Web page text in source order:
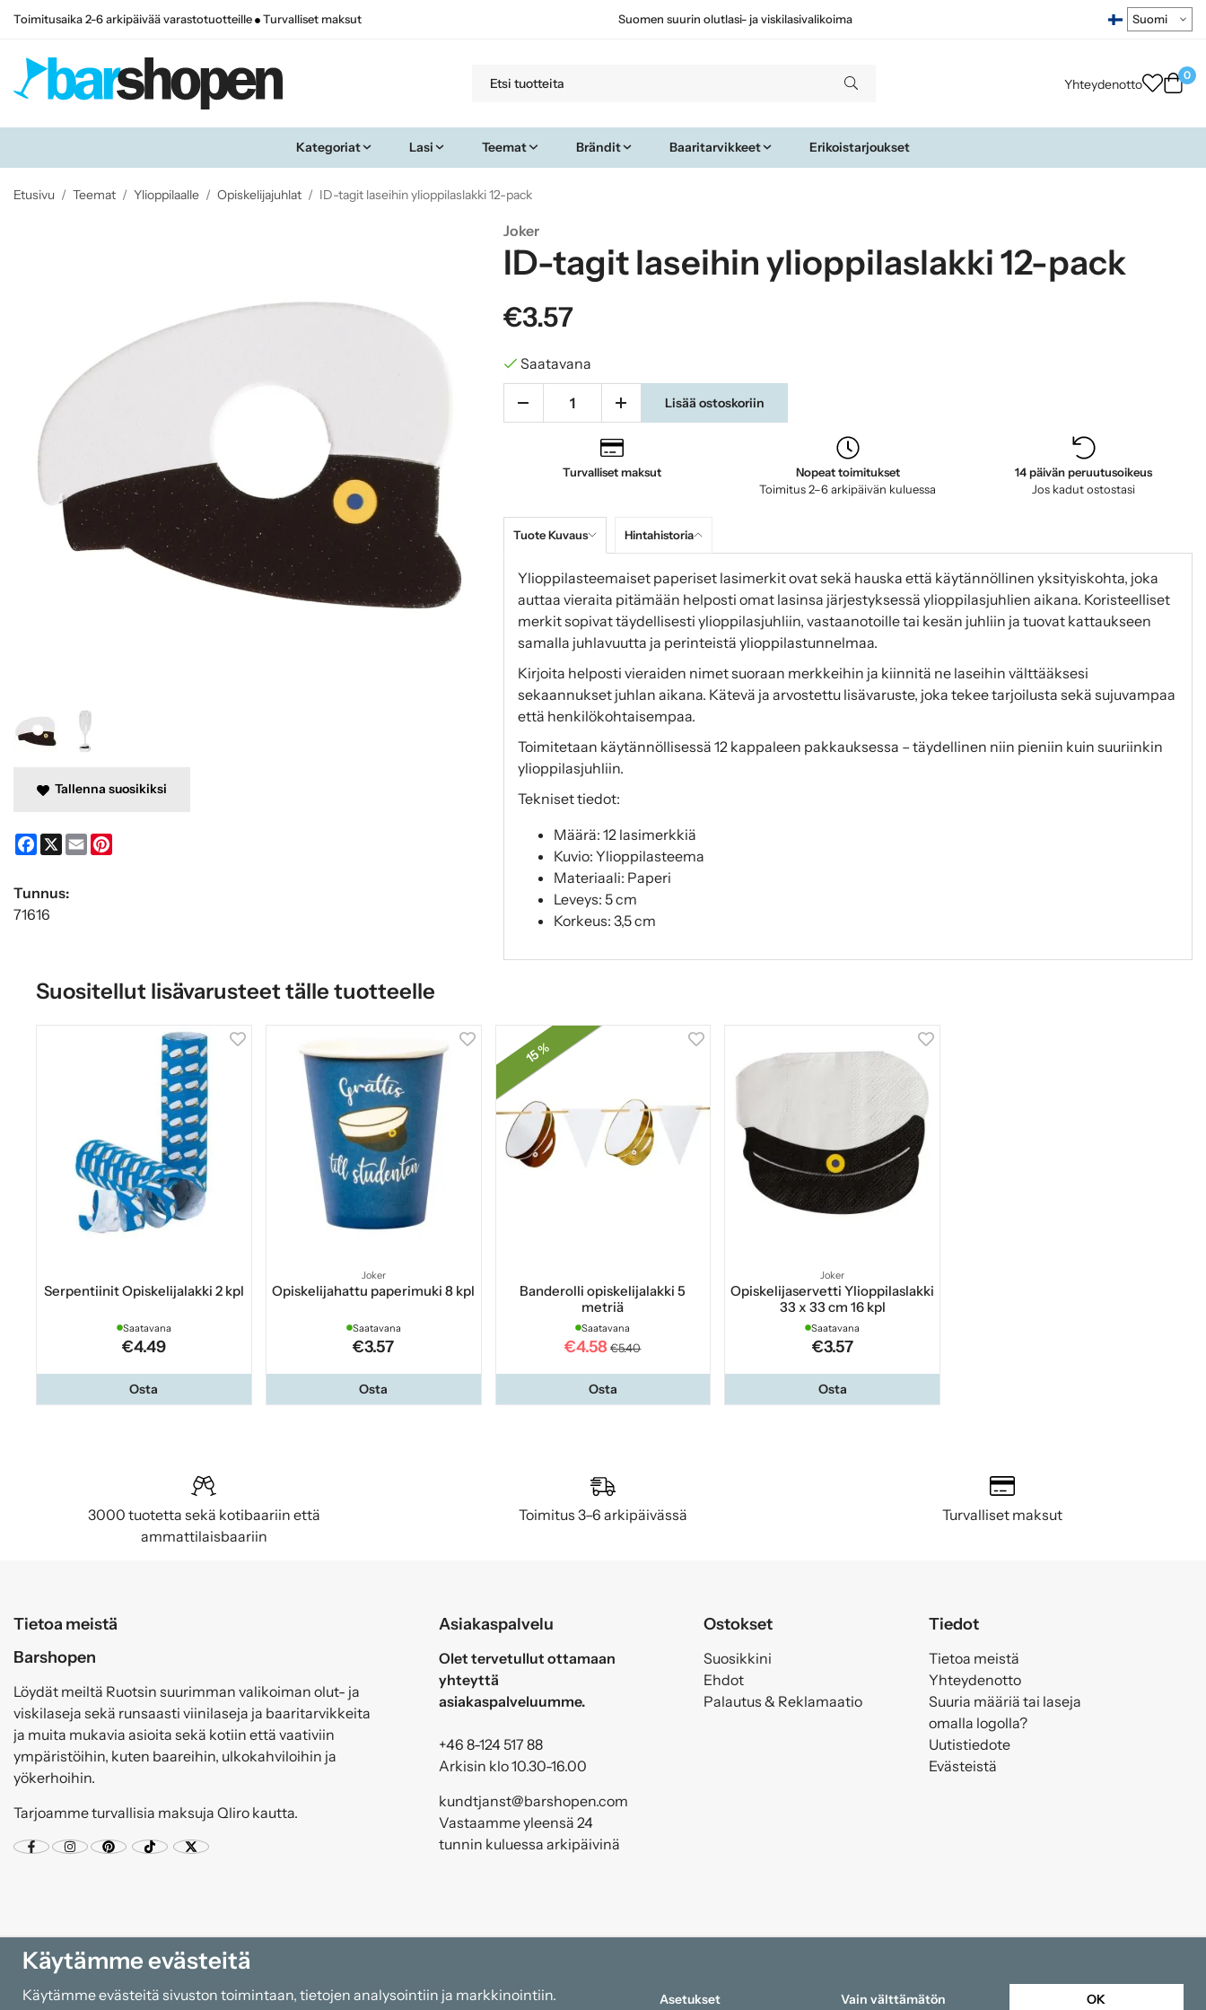
Toimitusaika 2-6 arkipäivää varastotuotteille Turvalliset maksut Suomen suurin olutlasi- ja viskilasivalikoima
Yhteydenotto
0
Kategoriat Lasi Teemat Brändit Baaritarvikkeet Erikoistarjoukset
Etusivu / Teemat / Ylioppilaalle / Opiskelijajuhlat / ID-tagit laseihin ylioppilaslakki 12-pack
Joker
ID-tagit laseihin ylioppilaslakki 12-pack
€3.57
Saatavana
Lisää ostoskoriin
Turvalliset maksut
Nopeat toimitukset
Toimitus 2–6 arkipäivän kuluessa
14 päivän peruutusoikeus
Jos kadut ostostasi
Tuote Kuvaus Hintahistoria
Ylioppilasteemaiset paperiset lasimerkit ovat sekä hauska että käytännöllinen yksityiskohta, joka
auttaa vieraita pitämään helposti omat lasinsa järjestyksessä ylioppilasjuhlien aikana. Koristeelliset
merkit sopivat täydellisesti ylioppilasjuhliin, vastaanotoille tai kesän juhliin ja tuovat kattaukseen
samalla juhlavuutta ja perinteistä ylioppilastunnelmaa.
Kirjoita helposti vieraiden nimet suoraan merkkeihin ja kiinnitä ne laseihin välttääksesi
sekaannukset juhlan aikana. Kätevä ja arvostettu lisävaruste, joka tekee tarjoilusta sekä sujuvampaa
että henkilökohtaisempaa.
Toimitetaan käytännöllisessä 12 kappaleen pakkauksessa – täydellinen niin pieniin kuin suuriinkin
ylioppilasjuhliin.
Tekniset tiedot:
Määrä: 12 lasimerkkiä
Kuvio: Ylioppilasteema
Materiaali: Paperi
Leveys: 5 cm
Korkeus: 3,5 cm
Tallenna suosikiksi
Facebook
X Email
Tunnus:
71616
Suositellut lisävarusteet tälle tuotteelle
Serpentiinit Opiskelijalakki 2 kpl
Saatavana
€4.49
Osta
Joker
Opiskelijahattu paperimuki 8 kpl
Saatavana
€3.57
Osta
15 %
Banderolli opiskelijalakki 5
metriä
Saatavana
€4.58 €5.40
Osta
Joker
Opiskelijaservetti Ylioppilaslakki
33 x 33 cm 16 kpl
Saatavana
€3.57
Osta
3000 tuotetta sekä kotibaariin että
ammattilaisbaariin
Toimitus 3–6 arkipäivässä Turvalliset maksut
Tietoa meistä
Barshopen
Löydät meiltä Ruotsin suurimman valikoiman olut- ja
viskilaseja sekä runsaasti viinilaseja ja baaritarvikkeita
ja muita mukavia asioita sekä kotiin että vaativiin
ympäristöihin, kuten baareihin, ulkokahviloihin ja
yökerhoihin.
Tarjoamme turvallisia maksuja Qliro kautta.
Asiakaspalvelu
Olet tervetullut ottamaan
yhteyttä
asiakaspalveluumme.
+46 8-124 517 88
Arkisin klo 10.30-16.00
kundtjanst@barshopen.com
Vastaamme yleensä 24
tunnin kuluessa arkipäivinä
Ostokset
Suosikkini
Ehdot
Palautus & Reklamaatio
Tiedot
Tietoa meistä
Yhteydenotto
Suuria määriä tai laseja
omalla logolla?
Uutistiedote
Evästeistä
Käytämme evästeitä
Käytämme evästeitä sivuston toimintaan, tietojen analysointiin ja markkinointiin. Asetukset Vain välttämätön OK